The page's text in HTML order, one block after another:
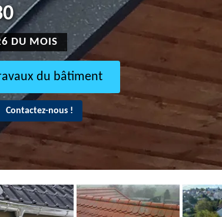
DU MOIS
du bâtiment
Contactez-nous !